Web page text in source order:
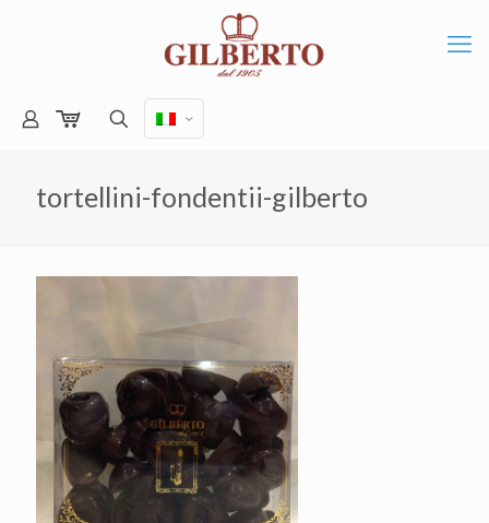
tortellini-fondentii-gilberto